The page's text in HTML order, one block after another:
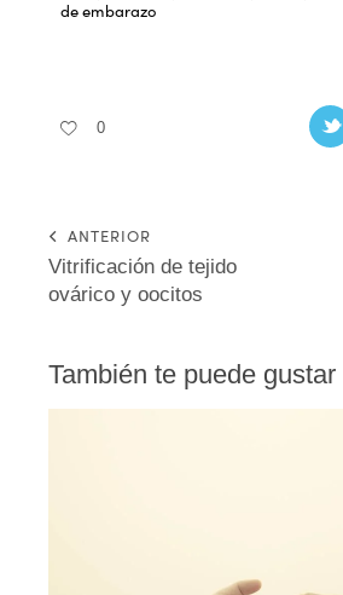
de embarazo
0
ANTERIOR
Vitrificación de tejido
ovárico y oocitos
También te puede gustar